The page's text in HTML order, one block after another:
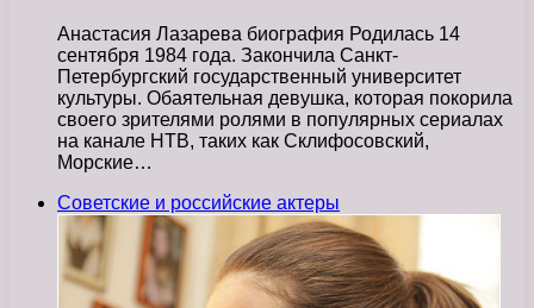
Анастасия Лазарева биография Родилась 14
сентября 1984 года. Закончила Санкт-
Петербургский государственный университет
культуры. Обаятельная девушка, которая покорила
своего зрителями ролями в популярных сериалах
на канале НТВ, таких как Склифосовский,
Морские…
Советские и российские актеры